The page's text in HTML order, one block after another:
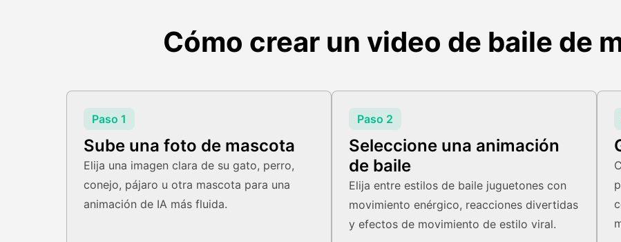
Cómo crear un video de baile de
Paso 1
Sube una foto de mascota
Elija una imagen clara de su gato, perro,
conejo, pájaro u otra mascota para una
animación de IA más fluida.
Paso 2
Seleccione una animación
de baile
Elija entre estilos de baile juguetones con
movimiento enérgico, reacciones divertidas
y efectos de movimiento de estilo viral.